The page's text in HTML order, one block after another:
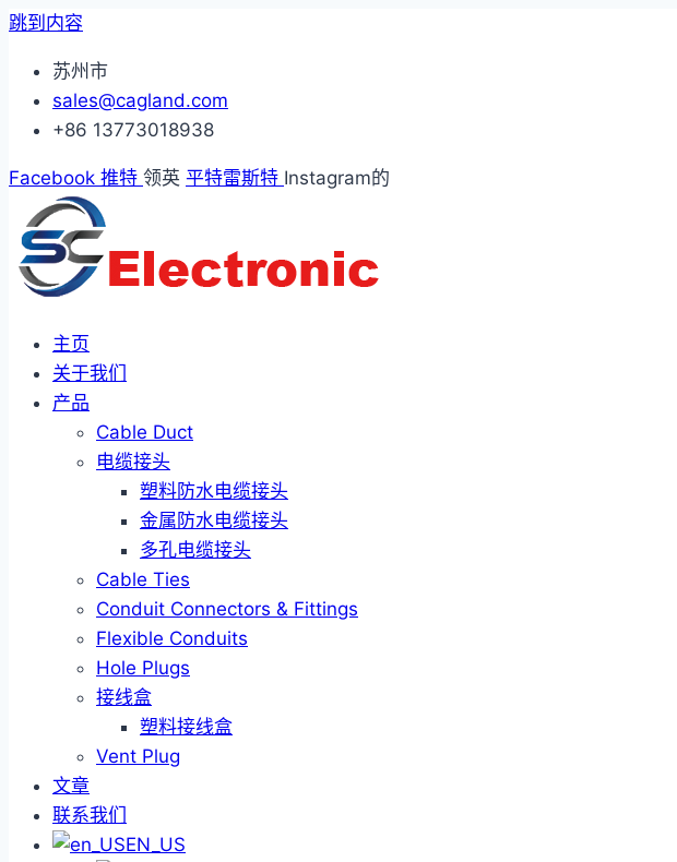
跳到内容
苏州市
sales@cagland.com
+86 13773018938
Facebook 推特 领英 平特雷斯特 Instagram的
主页
关于我们
产品
Cable Duct
电缆接头
塑料防水电缆接头
金属防水电缆接头
多孔电缆接头
Cable Ties
Conduit Connectors & Fittings
Flexible Conduits
Hole Plugs
接线盒
塑料接线盒
Vent Plug
文章
联系我们
EN_US